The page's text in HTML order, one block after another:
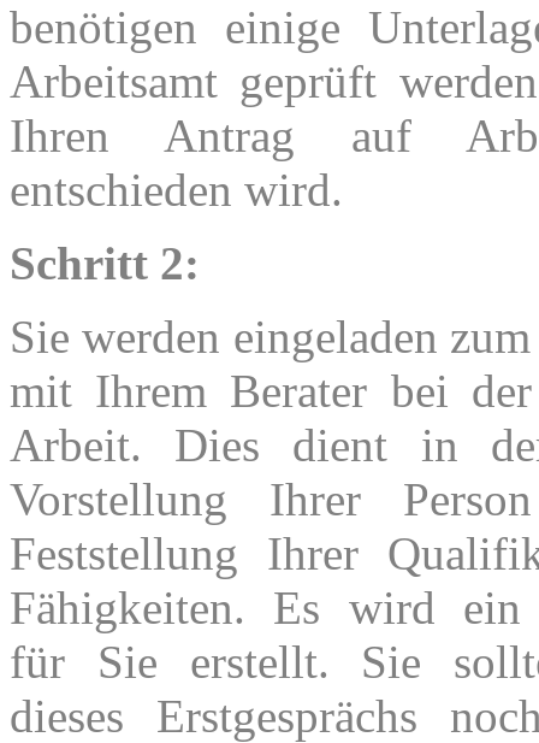
benötigen einige
Arbeitsamt geprüft
Ihren Antrag auf
entschieden wird.
Schritt 2:
Sie werden eingeladen
mit Ihrem Berater bei
Arbeit. Dies dient in
Vorstellung Ihrer
Feststellung Ihrer
Fähigkeiten. Es wird ein
für Sie erstellt. Sie
dieses Erstgesprächs